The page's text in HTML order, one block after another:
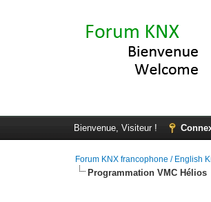
Bienvenue, Visiteur !
Forum KNX francophone / English
Programmation VMC Hélios